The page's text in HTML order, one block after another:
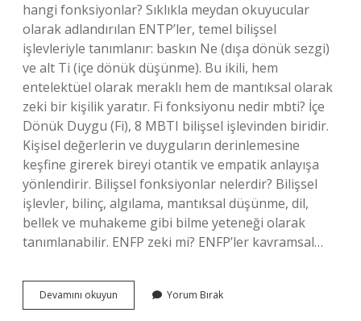
hangi fonksiyonlar? Sıklıkla meydan okuyucular
olarak adlandırılan ENTP’ler, temel bilişsel
işlevleriyle tanımlanır: baskın Ne (dışa dönük sezgi)
ve alt Ti (içe dönük düşünme). Bu ikili, hem
entelektüel olarak meraklı hem de mantıksal olarak
zeki bir kişilik yaratır. Fi fonksiyonu nedir mbti? İçe
Dönük Duygu (Fi), 8 MBTI bilişsel işlevinden biridir.
Kişisel değerlerin ve duyguların derinlemesine
keşfine girerek bireyi otantik ve empatik anlayışa
yönlendirir. Bilişsel fonksiyonlar nelerdir? Bilişsel
işlevler, bilinç, algılama, mantıksal düşünme, dil,
bellek ve muhakeme gibi bilme yeteneği olarak
tanımlanabilir. ENFP zeki mi? ENFP’ler kavramsal…
Devamını okuyun
Hangi
Yorum Bırak